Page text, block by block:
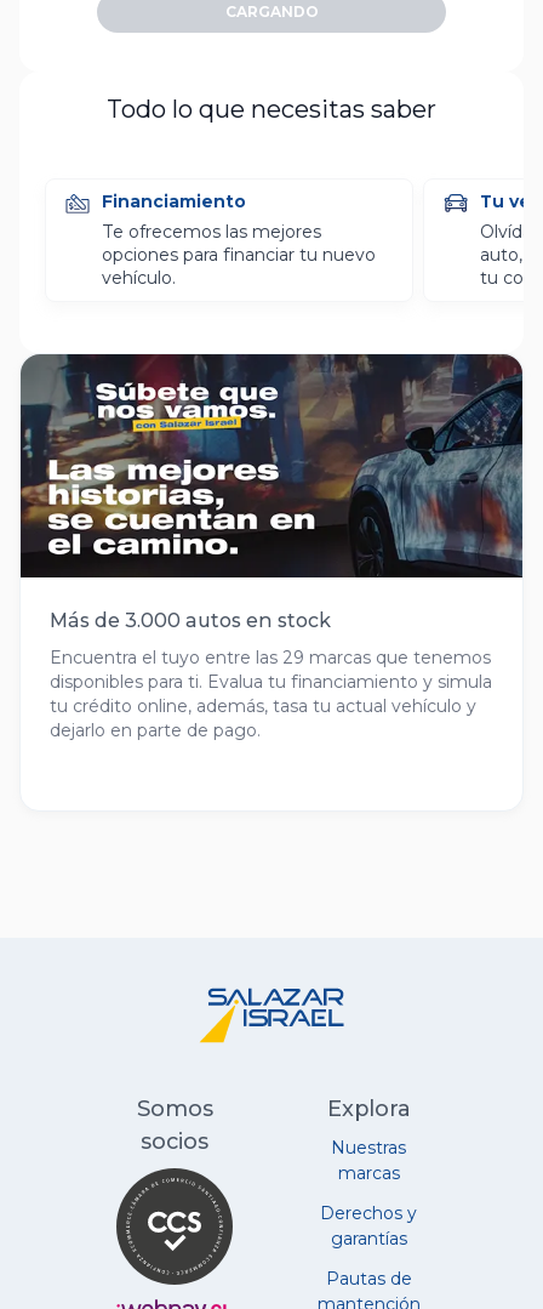
CARGANDO
Todo lo que necesitas saber
Financiamiento
Te ofrecemos las mejores
opciones para financiar tu nuevo
vehículo.
Tu
auto,
tu
Más de 3.000 autos en stock
Encuentra el tuyo entre las 29 marcas que tenemos
disponibles para ti. Evalua tu financiamiento y simula
tu crédito online, además, tasa tu actual vehículo y
dejarlo en parte de pago.
Explora
Nuestras
marcas
Derechos y
garantías
Pautas de
mantención
Somos
socios